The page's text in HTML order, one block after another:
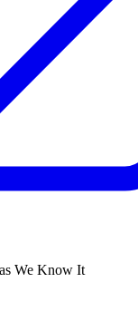
We Know It